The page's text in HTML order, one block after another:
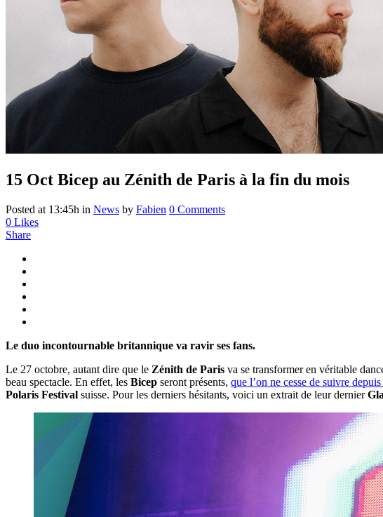
15 Oct Bicep au Zénith de Paris à la fin du mois
Posted at 13:45h in News by Fabien 0 Comments
0 Likes
Share
Le duo incontournable britannique va ravir ses fans.
Le 27 octobre, autant dire que le Zénith de Paris va se transformer en véritable
beau spectacle. En effet, les Bicep seront présents, que l’on ne cesse de suivre depuis
Polaris Festival suisse. Pour les derniers hésitants, voici un extrait de leur dernier